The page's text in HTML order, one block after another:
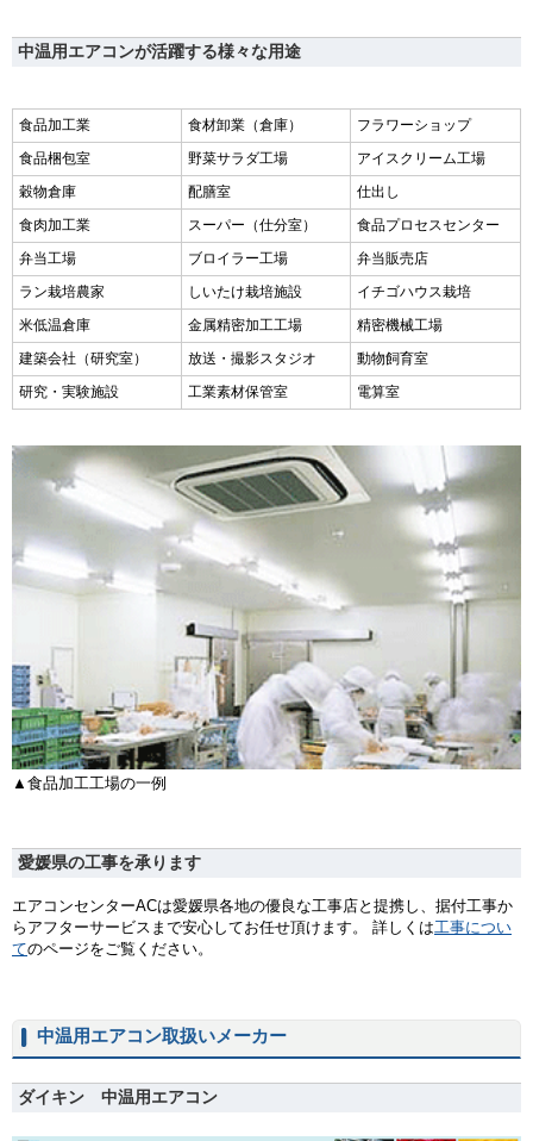
中温用エアコンが活躍する様々な用途
食品加工業 食材卸業（倉庫）
フラワーショップ
食品梱包室
野菜サラダ工場
アイスクリーム工場
穀物倉庫
配膳室
仕出し
食肉加工業
スーパー（仕分室）
食品プロセスセンター
弁当工場
ブロイラー工場
弁当販売店
ラン栽培農家
しいたけ栽培施設
イチゴハウス栽培
米低温倉庫
金属精密加工工場
精密機械工場
建築会社（研究室）
放送・撮影スタジオ
動物飼育室
研究・実験施設
工業素材保管室 電算室
▲食品加工工場の一例
愛媛県の工事を承ります
エアコンセンターACは愛媛県各地の優良な工事店と提携し、据付工事か
らアフターサービスまで安心してお任せ頂けます。 詳しくは工事につい
てのページをご覧ください。
中温用エアコン取扱いメーカー
ダイキン 中温用エアコン